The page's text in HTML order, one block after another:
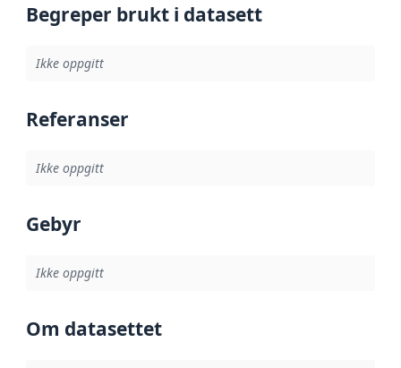
Begreper brukt i datasett
Ikke oppgitt
Referanser
Ikke oppgitt
Gebyr
Ikke oppgitt
Om datasettet